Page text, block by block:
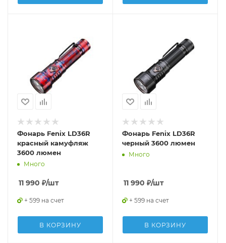
Фонарь Fenix LD36R
красный камуфляж
3600 люмен
Много
11 990 ₽/шт
+ 599 на счет
В КОРЗИНУ
Фонарь Fenix LD36R
черный 3600 люмен
Много
11 990 ₽/шт
+ 599 на счет
В КОРЗИНУ